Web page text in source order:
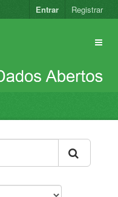
Entrar Registrar